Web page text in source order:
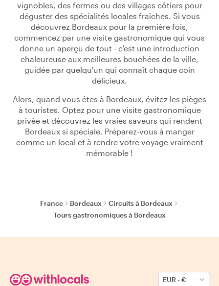
vignobles, des fermes ou des villages côtiers pour
déguster des spécialités locales fraîches. Si vous
découvrez Bordeaux pour la première fois,
commencez par une visite gastronomique qui vous
donne un aperçu de tout - c'est une introduction
chaleureuse aux meilleures bouchées de la ville,
guidée par quelqu'un qui connaît chaque coin
délicieux.
Alors, quand vous êtes à Bordeaux, évitez les pièges
à touristes. Optez pour une visite gastronomique
privée et découvrez les vraies saveurs qui rendent
Bordeaux si spéciale. Préparez-vous à manger
comme un local et à rendre votre voyage vraiment
mémorable !
France Bordeaux
Circuits à Bordeaux
Tours gastronomiques à Bordeaux
EUR-€